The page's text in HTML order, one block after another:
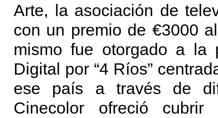
Arte, la asociación de
con un premio de €3000
mismo fue otorgado a la
Digital por “4 Ríos”
ese país a través de
Cinecolor ofreció